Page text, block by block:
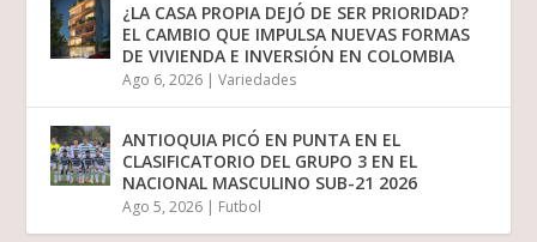
¿LA CASA PROPIA DEJÓ DE SER PRIORIDAD?
EL CAMBIO QUE IMPULSA NUEVAS FORMAS
DE VIVIENDA E INVERSIÓN EN COLOMBIA
Ago 6, 2026 |Variedades
ANTIOQUIA PICÓ EN PUNTA EN EL
CLASIFICATORIO DEL GRUPO 3 EN EL
NACIONAL MASCULINO SUB-21 2026
Ago 5, 2026 | Futbol